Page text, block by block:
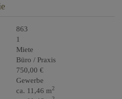
863
1
Miete
Büro / Praxis
750,00 €
Gewerbe
ca. 11,46 m2